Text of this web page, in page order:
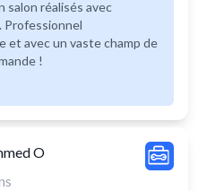
salon réalisés avec
Professionnel
et avec un vaste champ de
!
O